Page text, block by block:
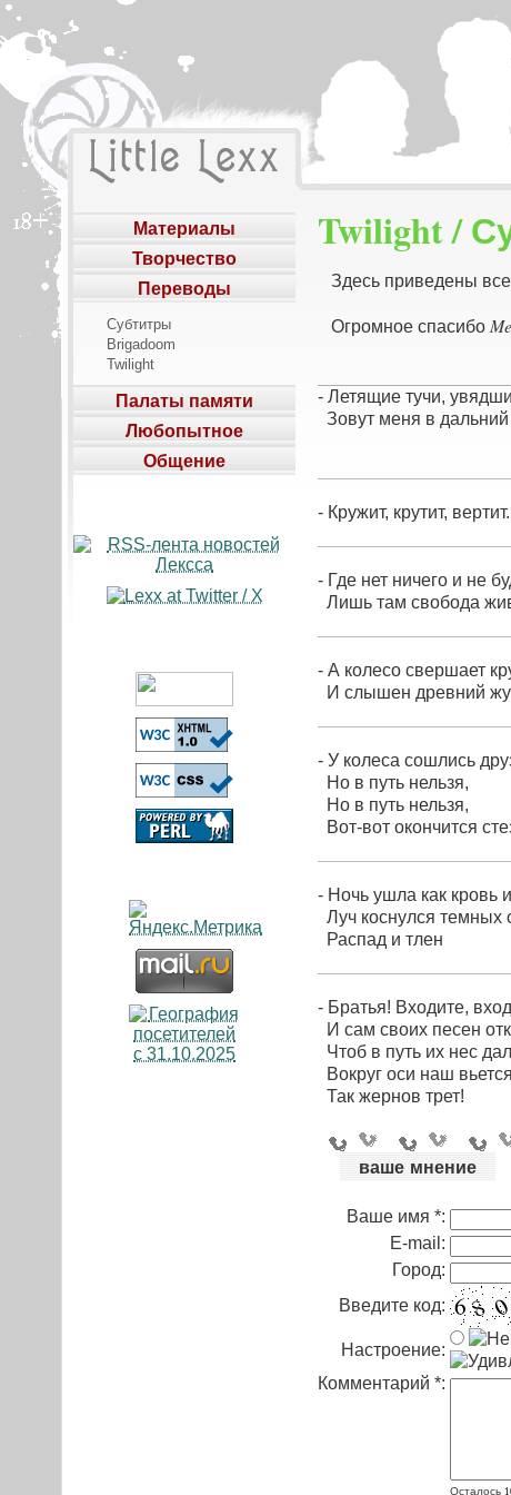
Материалы
Творчество
Переводы
Субтитры
Brigadoom
Twilight
Палаты памяти
Любопытное
Общение
Twilight /
Здесь приведены все
Огромное спасибо
- Летящие тучи,
Зовут меня в
- Кружит, крутит,
- Где нет ничего и не
Лишь там свобода
- А колесо свершает
И слышен древний
- У колеса сошлись
Но в путь нельзя,
Но в путь нельзя,
Вот-вот окончится
- Ночь ушла как кровь
Луч коснулся темных
Распад и тлен
- Братья! Входите,
И сам своих песен
Чтоб в путь их нес
Вокруг оси наш
Так жернов трет!
ваше мнение
Ваше имя *:
E-mail:
Город:
Введите код:
Настроение:
Комментарий *:
Осталось